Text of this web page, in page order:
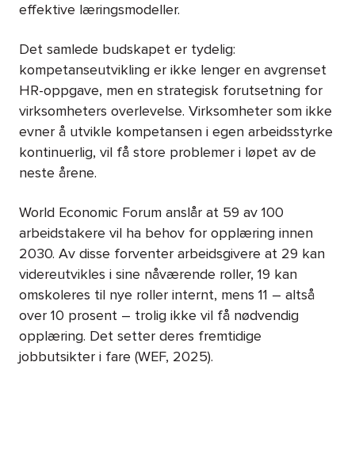
effektive læringsmodeller.
Det samlede budskapet er tydelig:
kompetanseutvikling er ikke lenger en avgrenset
HR-oppgave, men en strategisk forutsetning for
virksomheters overlevelse. Virksomheter som ikke
evner å utvikle kompetansen i egen arbeidsstyrke
kontinuerlig, vil få store problemer i løpet av de
neste årene.
World Economic Forum anslår at 59 av 100
arbeidstakere vil ha behov for opplæring innen
2030. Av disse forventer arbeidsgivere at 29 kan
videreutvikles i sine nåværende roller, 19 kan
omskoleres til nye roller internt, mens 11 – altså
over 10 prosent – trolig ikke vil få nødvendig
opplæring. Det setter deres fremtidige
jobbutsikter i fare (WEF, 2025).